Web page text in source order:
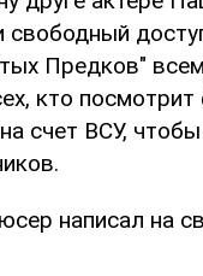
свободный
Предков"
кто
счет ВСУ,
написал на